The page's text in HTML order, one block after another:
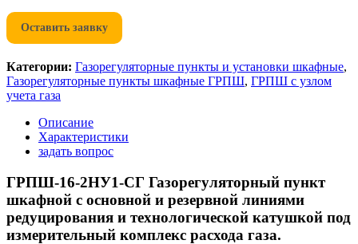
Оставить заявку
Категории: Газорегуляторные пункты и установки шкафные,
Газорегуляторные пункты шкафные ГРПШ, ГРПШ с узлом
учета газа
Описание
Характеристики
задать вопрос
ГРПШ-16-2НУ1-СГ Газорегуляторный пункт
шкафной с основной и резервной линиями
редуцирования и технологической катушкой под
измерительный комплекс расхода газа.